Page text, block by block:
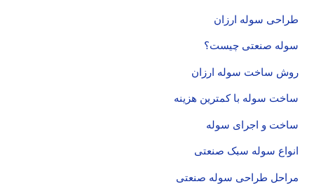
طراحی سوله ارزان
سوله صنعتی چیست؟
روش ساخت سوله ارزان
ساخت سوله با کمترین هزینه
ساخت و اجرای سوله
انواع سوله سبک صنعتی
مراحل طراحی سوله صنعتی